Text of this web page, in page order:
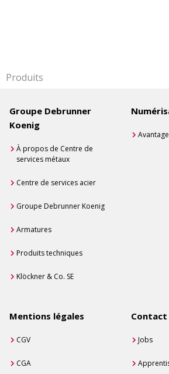
Produits
Groupe Debrunner
Koenig
À propos de Centre de
services métaux
Centre de services acier
Groupe Debrunner Koenig
Armatures
Produits techniques
Klöckner & Co. SE
Mentions légales
CGV
CGA
Contact
Jobs